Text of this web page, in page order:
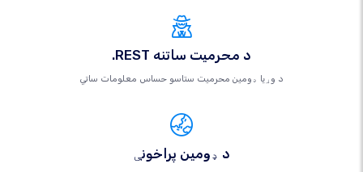
.REST د محرمیت ساتنه
د وړیا ډومین محرمیت ستاسو حساس معلومات ساتي
د ډومین پراخونې